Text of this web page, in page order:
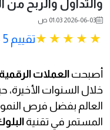
والتداول والربح من
2026-06-03 01:03 ص
تقييم 5 من 5.
أصبحت العملات الرقمية
خلال السنوات
العالم بفضل فرص النمو
المستمر في تقنية